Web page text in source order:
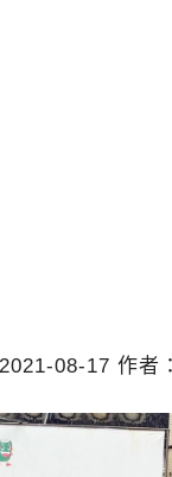
08-17 作者